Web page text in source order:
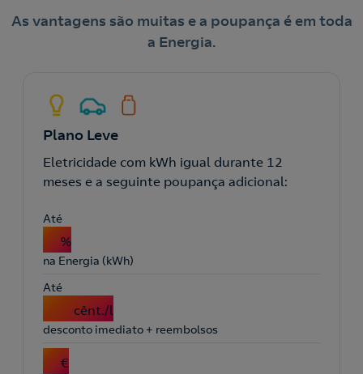
As vantagens são muitas e a poupança é em toda
a Energia.
Plano Leve
Eletricidade com kWh igual durante 12
meses e a seguinte poupança adicional:
Até
3 %
na Energia (kWh)
Até
cênt./l
desconto imediato + reembolsos
3 €